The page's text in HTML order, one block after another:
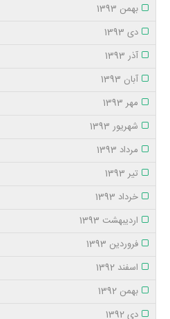
بهمن 1393
دی 1393
آذر 1393
آبان 1393
مهر 1393
شهریور 1393
مرداد 1393
تیر 1393
خرداد 1393
اردیبهشت 1393
فروردین 1393
اسفند 1392
بهمن 1392
دی 1392